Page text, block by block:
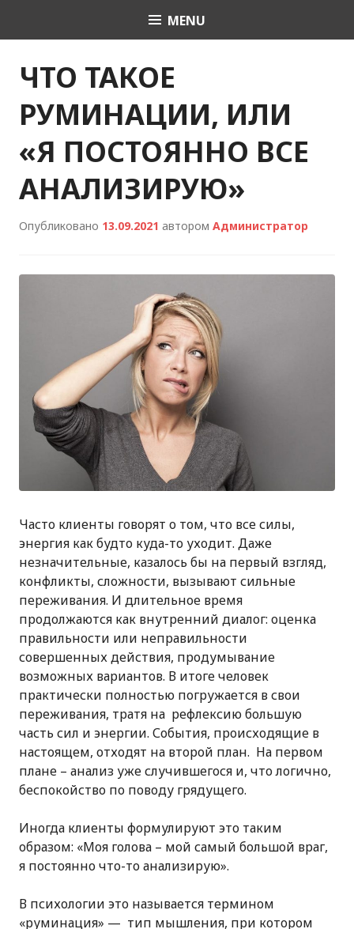
Психологическая
помощь СПб: сайт
психолога Юлии
Холодовой
MENU
ЧТО ТАКОЕ
РУМИНАЦИИ, ИЛИ
«Я ПОСТОЯННО ВСЕ
АНАЛИЗИРУЮ»
Опубликовано 13.09.2021 автором Администратор
Часто клиенты говорят о том, что все силы,
энергия как будто куда-то уходит. Даже
незначительные, казалось бы на первый взгляд,
конфликты, сложности, вызывают сильные
переживания. И длительное время
продолжаются как внутренний диалог: оценка
правильности или неправильности
совершенных действия, продумывание
возможных вариантов. В итоге человек
практически полностью погружается в свои
переживания, тратя на рефлексию большую
часть сил и энергии. События, происходящие в
настоящем, отходят на второй план. На первом
плане – анализ уже случившегося и, что логично,
беспокойство по поводу грядущего.
Иногда клиенты формулируют это таким
образом: «Моя голова – мой самый большой враг,
я постоянно что-то анализирую».
В психологии это называется термином
«руминация» — тип мышления, при котором